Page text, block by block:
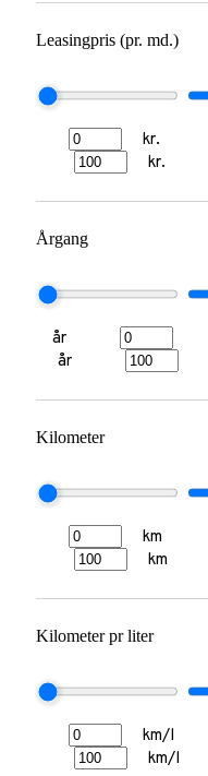
Leasingpris (pr. md.)
kr.
kr.
Årgang
år
år
Kilometer
km
km
Kilometer pr liter
km/l
km/l